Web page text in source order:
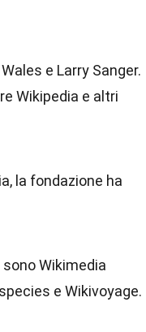
e Larry Sanger.
Wikipedia e altri
la fondazione ha
Wikimedia
e Wikivoyage.